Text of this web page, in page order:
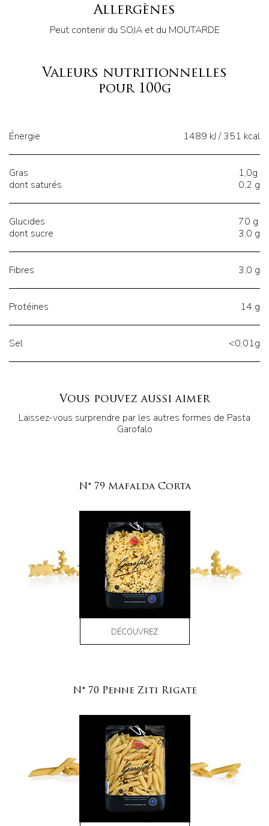
Allergènes
Peut contenir du SOJA et du MOUTARDE
Valeurs nutritionnelles
pour 100g
Énergie 1489 kJ / 351 kcal
Gras
dont saturés
1,0g
0,2 g
Glucides
dont sucre
70 g
3,0 g
Fibres 3,0 g
Protéines 14 g
Sel <0,01g
Vous pouvez aussi aimer
Laissez-vous surprendre par les autres formes de Pasta
Garofalo
N° 79 Mafalda Corta
DÉCOUVREZ
N° 70 Penne Ziti Rigate